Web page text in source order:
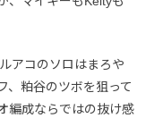
アコのソロはまろや
、粕谷のツボを狙って
編成ならではの抜け感